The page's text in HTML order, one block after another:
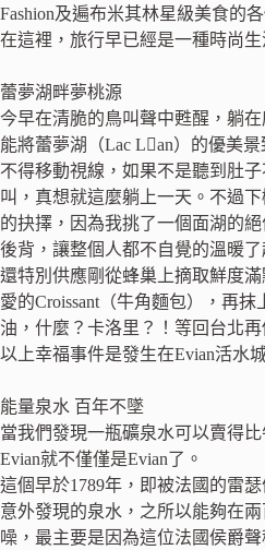
Fashion及遍布米其林星級美食的
在這裡，旅行早已經是一種時尚生
蕾夢湖畔夢桃源
今早在清脆的鳥叫聲中甦醒，躺
能將蕾夢湖（Lac Lan）的優美
不得移動視線，如果不是聽到肚
叫，真想就這麼躺上一天。不過
的抉擇，因為我挑了一個面湖的
後背，讓整個人都不自覺的溫暖
還特別供應剛從蜂巢上摘取鮮度
愛的Croissant（牛角麵包），再
油，什麼？卡洛里？！等回台北再
以上幸福事件是發生在Evian活水
能量泉水 百年不墜
當我們發現一瓶礦泉水可以賣得比
Evian就不僅僅是Evian了。
這個早於1789年，即被法國的雷
意外發現的泉水，之所以能夠在
噪，最主要是因為這位法國侯爵